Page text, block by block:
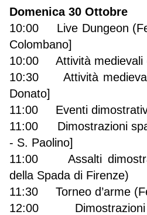
Domenica 30 Ottobre
10:00 Live Dungeon
Colombano]
10:00 Attività medievali
10:30 Attività medievali
Donato]
11:00 Eventi
11:00 Dimostrazioni
- S. Paolino]
11:00 Assalti
della Spada di Firenze)
11:30 Torneo d’arme
12:00 Dimostrazioni